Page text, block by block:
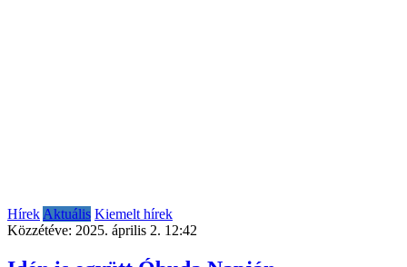
Hírek Aktuális Kiemelt hírek
Közzétéve: 2025. április 2. 12:42